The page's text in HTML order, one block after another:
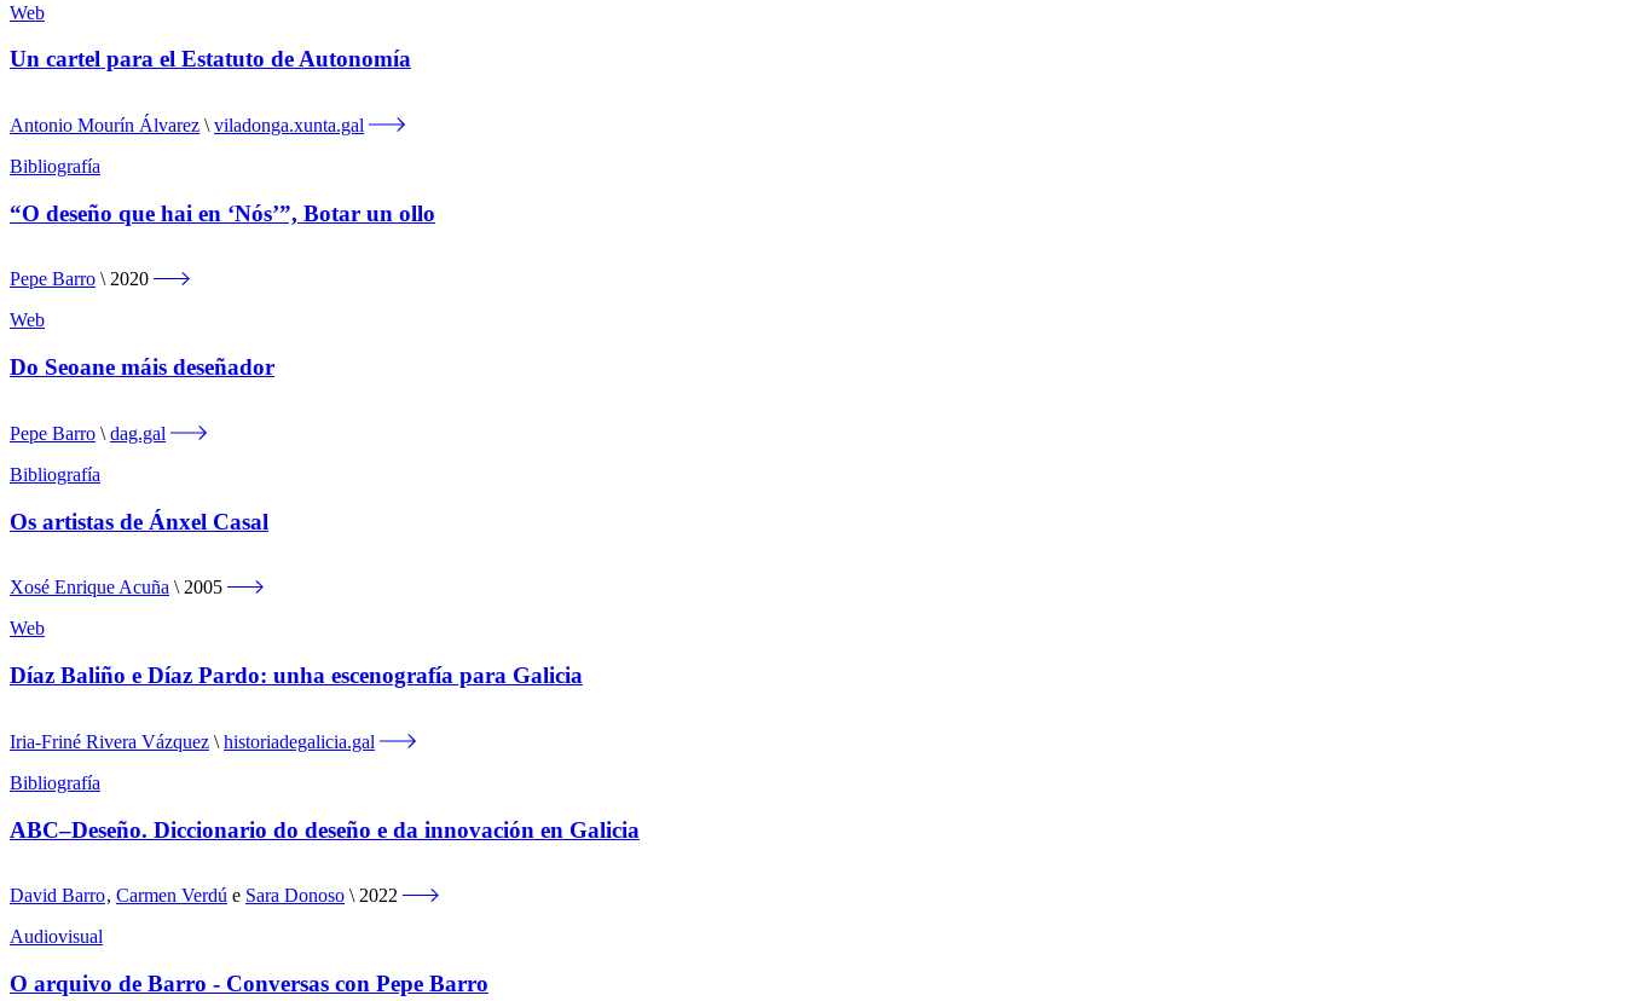
Web
Un cartel para el Estatuto de Autonomía
Antonio Mourín Álvarez
viladonga.xunta.gal
Bibliografía
“O deseño que hai en ‘Nós’”, Botar un ollo
Pepe Barro
2020
Web
Do Seoane máis deseñador
Pepe Barro
dag.gal
Bibliografía
Os artistas de Ánxel Casal
Xosé Enrique Acuña
2005
Web
Díaz Baliño e Díaz Pardo: unha escenografía para Galicia
Iria-Friné Rivera Vázquez
historiadegalicia.gal
Bibliografía
ABC–Deseño. Diccionario do deseño e da innovación en Galicia
David Barro, Carmen Verdú e Sara Donoso
2022
Audiovisual
O arquivo de Barro - Conversas con Pepe Barro